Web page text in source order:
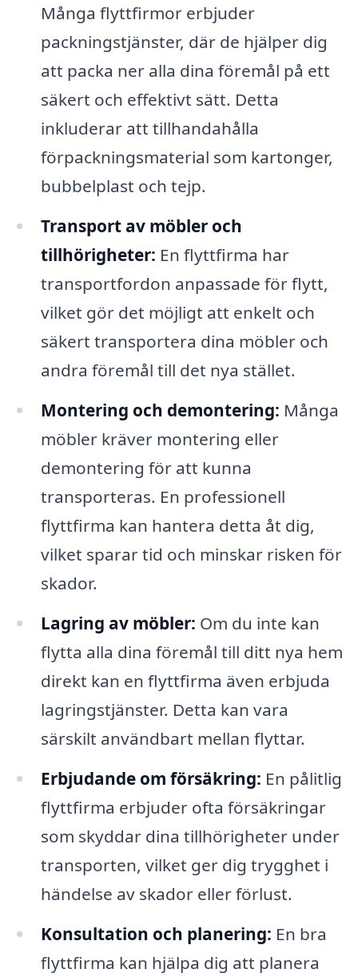
Många flyttfirmor erbjuder
packningstjänster, där de hjälper dig
att packa ner alla dina föremål på ett
säkert och effektivt sätt. Detta
inkluderar att tillhandahålla
förpackningsmaterial som kartonger,
bubbelplast och tejp.
Transport av möbler och
tillhörigheter: En flyttfirma har
transportfordon anpassade för flytt,
vilket gör det möjligt att enkelt och
säkert transportera dina möbler och
andra föremål till det nya stället.
Montering och demontering: Många
möbler kräver montering eller
demontering för att kunna
transporteras. En professionell
flyttfirma kan hantera detta åt dig,
vilket sparar tid och minskar risken för
skador.
Lagring av möbler: Om du inte kan
flytta alla dina föremål till ditt nya hem
direkt kan en flyttfirma även erbjuda
lagringstjänster. Detta kan vara
särskilt användbart mellan flyttar.
Erbjudande om försäkring: En pålitlig
flyttfirma erbjuder ofta försäkringar
som skyddar dina tillhörigheter under
transporten, vilket ger dig trygghet i
händelse av skador eller förlust.
Konsultation och planering: En bra
flyttfirma kan hjälpa dig att planera